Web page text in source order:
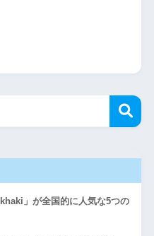
」が全国的に人気な5つの